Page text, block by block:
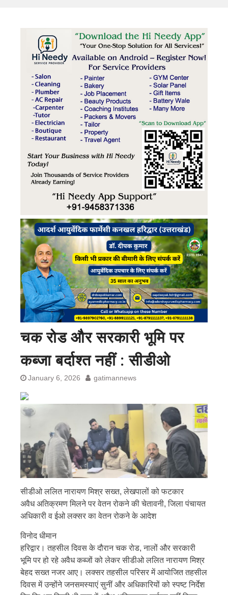
चक रोड और सरकारी भूमि पर
कब्जा बर्दाश्त नहीं : सीडीओ
January 6, 2026 gatimannews
सीडीओ ललित नारायण मिश्र सख्त, लेखपालों को फटकार
अवैध अतिक्रमण मिलने पर वेतन रोकने की चेतावनी, जिला पंचायत
अधिकारी व ईओ लक्सर का वेतन रोकने के आदेश
विनोद धीमान
हरिद्वार। तहसील दिवस के दौरान चक रोड, नालों और सरकारी
भूमि पर हो रहे अवैध कब्जों को लेकर सीडीओ ललित नारायण मिश्र
बेहद सख्त नजर आए। लक्सर तहसील परिसर में आयोजित तहसील
दिवस में उन्होंने जनसमस्याएं सुनीं और अधिकारियों को स्पष्ट निर्देश